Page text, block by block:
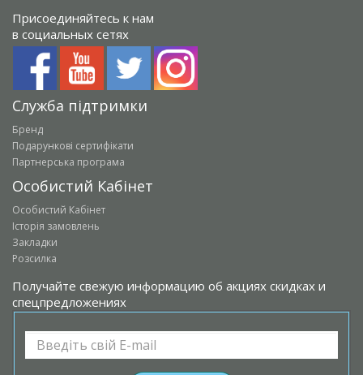
Присоединяйтесь к нам
в социальных сетях
Служба підтримки
Бренд
Подарункові сертифікати
Партнерська програма
Особистий Кабінет
Особистий Кабінет
Історія замовлень
Закладки
Розсилка
Получайте свежую информацию об акциях скидках и
спецпредложениях